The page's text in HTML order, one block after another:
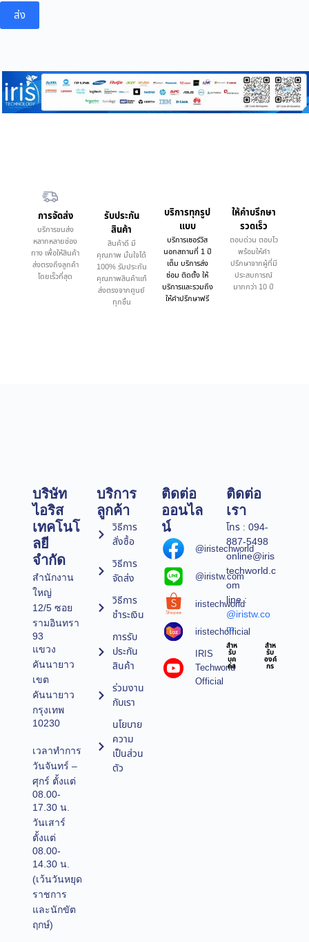
ส่ง
การจัดส่ง
บริการขนส่ง
หลากหลายช่อง
ทาง เพื่อให้สินค้า
ส่งตรงถึงลูกค้า
โดยเร็วที่สุด
รับประกัน
สินค้า
สินค้าดี มี
คุณภาพ มั่นใจได้
100% รับประกัน
คุณภาพสินค้าแท้
ส่งตรงจากศูนย์
ทุกชิ้น
บริการทุกรูป
แบบ
บริการเซอร์วิส
นอกสถานที่ 1 ปี
เต็ม บริการส่ง
ซ่อม ติดตั้ง ให้
บริการและรวมถึง
ให้คำปรึกษาฟรี
ให้คำบรึกษา
รวดเร็ว
ตอบด่วน ตอบไว
พร้อมให้คำ
ปรึกษาจากผู้ที่มี
ประสบการณ์
มากกว่า 10 ปี
บริษัท
ไอริส
เทคโนโ
ลยี
จำกัด
สำนักงาน
ใหญ่
12/5 ซอย
รามอินทรา
93
แขวง
คันนายาว
เขต
คันนายาว
กรุงเทพ
10230
เวลาทำการ
วันจันทร์ –
ศุกร์ ตั้งแต่
08.00-
17.30 น.
วันเสาร์
ตั้งแต่
08.00-
14.30 น.
(เว้นวันหยุด
ราชการ
และนักขัต
ฤกษ์)
บริการ
ลูกค้า
วิธีการ
สั่งซื้อ
วิธีการ
จัดส่ง
วิธีการ
ชำระเงิน
การรับ
ประกัน
สินค้า
ร่วมงาน
กับเรา
นโยบาย
ความ
เป็นส่วน
ตัว
ติดต่อ
ออนไล
น์
@iristechworld
@iristw.com
iristechworld
iristechofficial
IRIS
Techworld
Official
ติดต่อ
เรา
โทร : 094-
887-5498
online@iris
techworld.c
om
line :
@iristw.co
m
สำห
รับ
บุค
คล
สำห
รับ
องค์
กร